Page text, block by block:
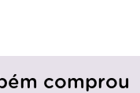
comprou